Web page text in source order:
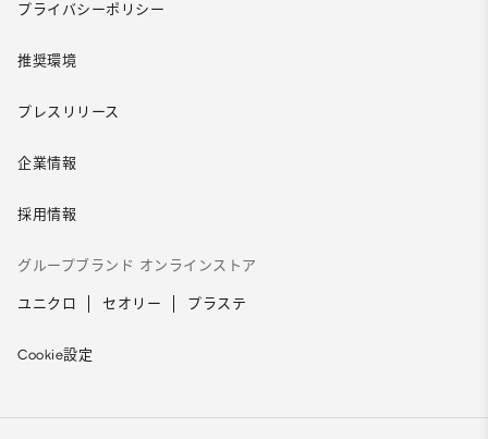
プライバシーポリシー
推奨環境
プレスリリース
企業情報
採用情報
グループブランド オンラインストア
ユニクロ セオリー プラステ
Cookie設定